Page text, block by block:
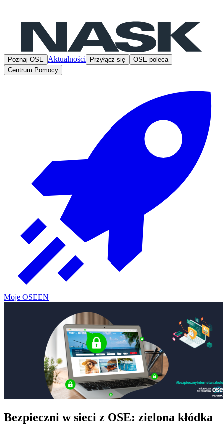
Poznaj OSE Aktualności Przyłącz się
OSE poleca
Centrum Pomocy
Moje OSEEN
Bezpieczni w sieci z OSE: zielona kłódka